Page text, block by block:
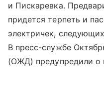
и Пискаревка.
придется терпеть и
электричек,
В пресс-службе
(ОЖД) предупредили о